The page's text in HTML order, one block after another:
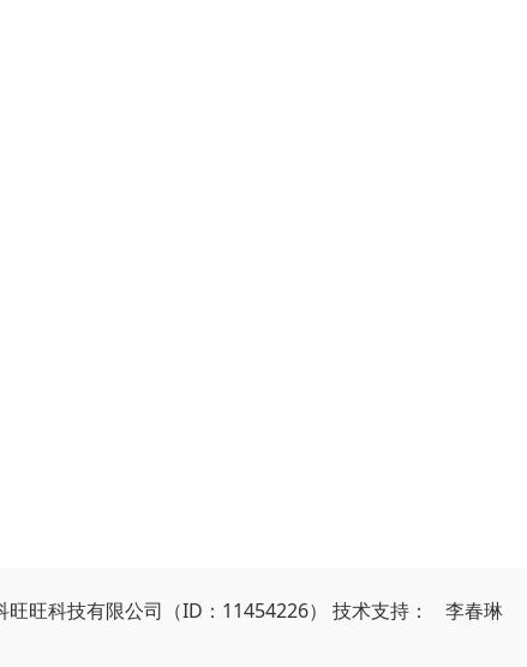
旺科技有限公司（ID：11454226） 技术支持 ： 李春琳